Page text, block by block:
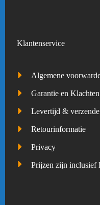
Klantenservice
Algemene
Garantie en Klachten
Levertijd &
Retourinformatie
Privacy
Prijzen zijn inclusief